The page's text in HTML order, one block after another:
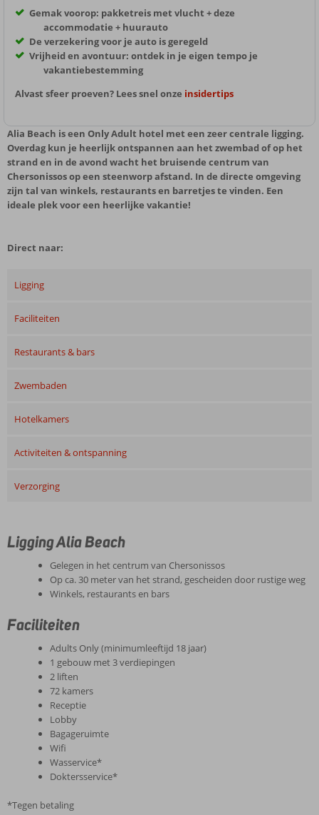
Gemak voorop: pakketreis met vlucht + deze
accommodatie + huurauto
De verzekering voor je auto is geregeld
Vrijheid en avontuur: ontdek in je eigen tempo je
vakantiebestemming
Alvast sfeer proeven? Lees snel onze insidertips
Alia Beach is een Only Adult hotel met een zeer centrale ligging.
Overdag kun je heerlijk ontspannen aan het zwembad of op het
strand en in de avond wacht het bruisende centrum van
Chersonissos op een steenworp afstand. In de directe omgeving
zijn tal van winkels, restaurants en barretjes te vinden. Een
ideale plek voor een heerlijke vakantie!
Direct naar:
Ligging
Faciliteiten
Restaurants & bars
Zwembaden
Hotelkamers
Activiteiten & ontspanning
Verzorging
Ligging Alia Beach
Gelegen in het centrum van Chersonissos
Op ca. 30 meter van het strand, gescheiden door rustige weg
Winkels, restaurants en bars
Faciliteiten
Adults Only (minimumleeftijd 18 jaar)
1 gebouw met 3 verdiepingen
2 liften
72 kamers
Receptie
Lobby
Bagageruimte
Wifi
Wasservice*
Doktersservice*
*Tegen betaling